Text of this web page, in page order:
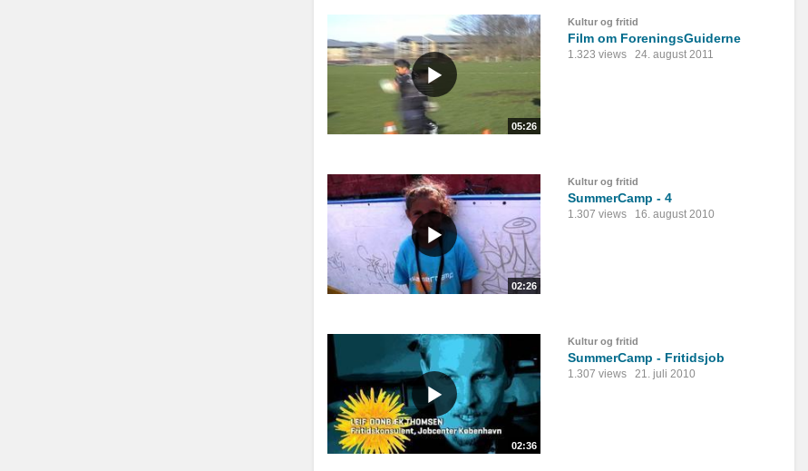
05:26
Kultur og fritid
Film om ForeningsGuiderne
1.323 views 24. august 2011
02:26
Kultur og fritid
SummerCamp - 4
1.307 views 16. august 2010
02:36
Kultur og fritid
SummerCamp - Fritidsjob
1.307 views 21. juli 2010